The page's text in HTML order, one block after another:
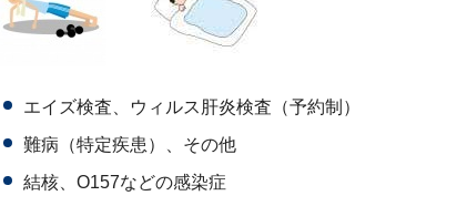
エイズ検査、ウィルス肝炎検査（予約制）
難病（特定疾患）、その他
結核、O157などの感染症